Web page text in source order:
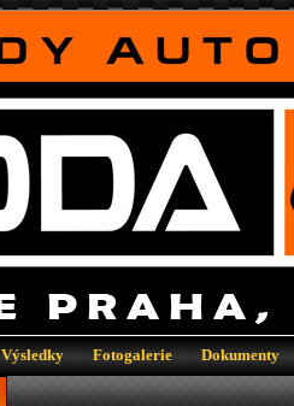
Výsledky Fotogalerie Dokumenty